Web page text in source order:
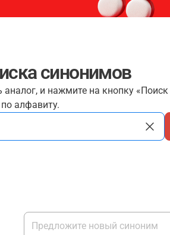
синонимов
аналог, и нажмите на кнопку
алфавиту.